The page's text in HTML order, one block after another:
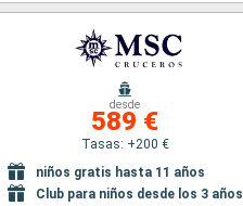
desde
589 €
Tasas: +200 €
niños gratis hasta 11 años
Club para niños desde los 3 años